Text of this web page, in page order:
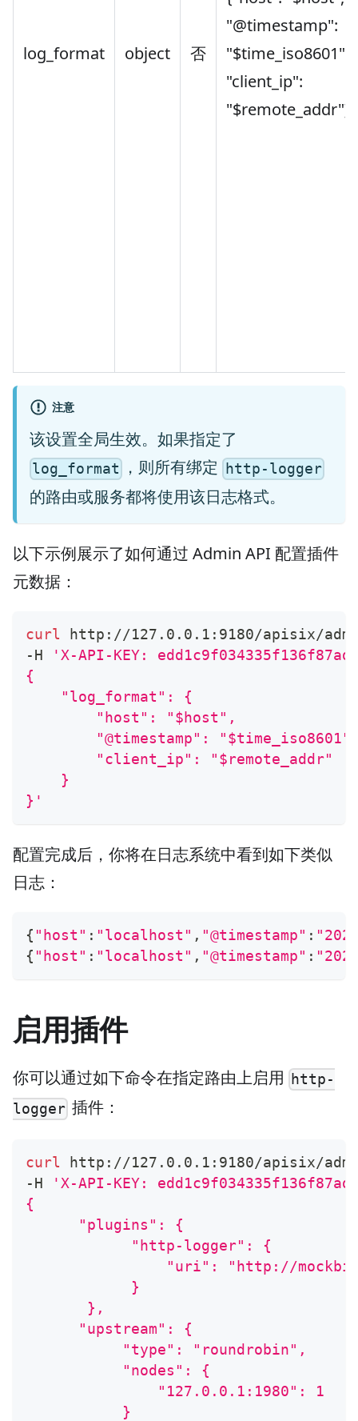
log_format object 否
"@timestamp":
"$time_iso8601",
"client_ip":
"$remote_addr"}
注意
该设置全局生效。如果指定了
log_format ，则所有绑定 http-logger
的路由或服务都将使用该日志格式。
以下示例展示了如何通过 Admin API 配置插件
元数据：
curl http://127.0.0.1:9180/apisix/
-H
'X-API-KEY:
{
    "log_format": {
        "host": "$host",
"@timestamp":
        "client_ip": "$remote_addr"
    }
}'
配置完成后，你将在日志系统中看到如下类似
日志：
{ "host" : "localhost" , "@timestamp" :
{ "host" : "localhost" , "@timestamp" :
启用插件
你可以通过如下命令在指定路由上启用
http-
logger 插件：
curl http://127.0.0.1:9180/apisix/
-H
'X-API-KEY:
{
      "plugins": {
            "http-logger": {
"uri": "http://
            }
       },
      "upstream": {
           "type": "roundrobin",
           "nodes": {
               "127.0.0.1:1980": 1
           }